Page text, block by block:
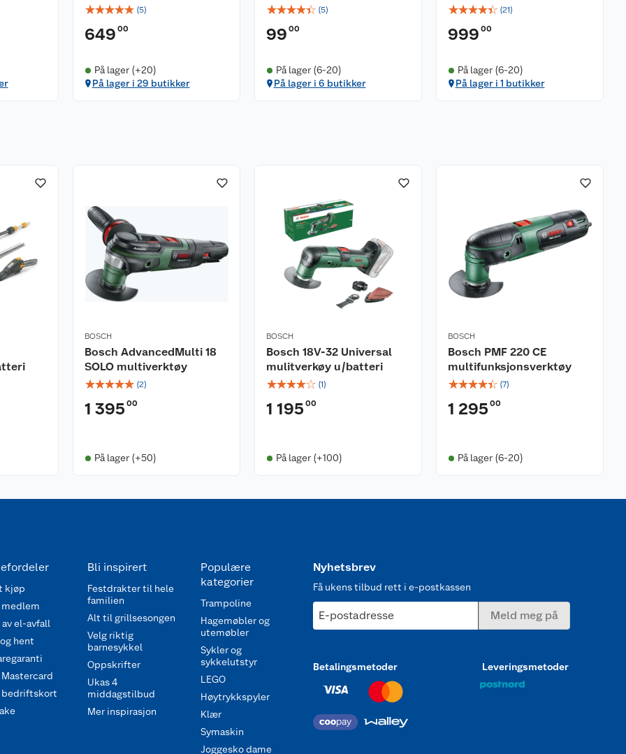
☆☆☆☆☆ (5)
649 00
På lager (+20)
På lager i 29 butikker
☆☆☆☆☆ (5)
99 00
På lager (6-20)
På lager i 6 butikker
☆☆☆☆☆ (21)
999 00
På lager (6-20)
På lager i 1 butikker
BOSCH
Bosch AdvancedMulti 18
SOLO multiverktøy
☆☆☆☆☆ (2)
1 395 00
På lager (+50)
BOSCH
Bosch 18V-32 Universal
mulitverkøy u/batteri
☆☆☆☆☆ (1)
1 195 00
På lager (+100)
BOSCH
Bosch PMF 220 CE
multifunksjonsverktøy
☆☆☆☆☆ (7)
1 295 00
På lager (6-20)
kjøp
medlem
av el-avfall
hent
bedriftskort
Bli inspirert
Festdrakter til hele
familien
Alt til grillsesongen
Velg riktig
barnesykkel
Oppskrifter
Ukas 4
middagstilbud
Mer inspirasjon
Populære
kategorier
Trampoline
Hagemøbler og
utemøbler
Sykler og
sykkelutstyr
LEGO
Høytrykkspyler
Klær
Symaskin
Joggesko dame
Nyhetsbrev
Få ukens tilbud rett i e-postkassen
E-postadresse Meld meg på
Betalingsmetoder Leveringsmetoder